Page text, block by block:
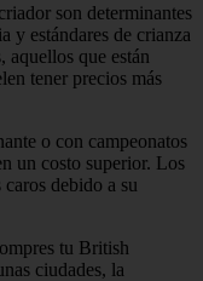
son determinantes
y estándares de crianza
aquellos que están
tener precios más
o con campeonatos
un costo superior. Los
debido a su
tu British
ciudades, la